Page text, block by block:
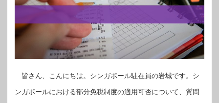
皆さん、こんにちは。シンガポール駐在員の岩城です。シ
ンガポールにおける部分免税制度の適用可否について、質問